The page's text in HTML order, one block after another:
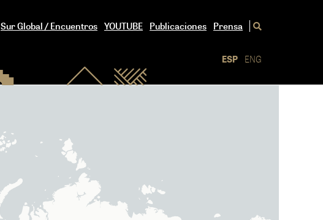
Sur Global / Encuentros YOUTUBE Publicaciones Prensa
ESP ENG